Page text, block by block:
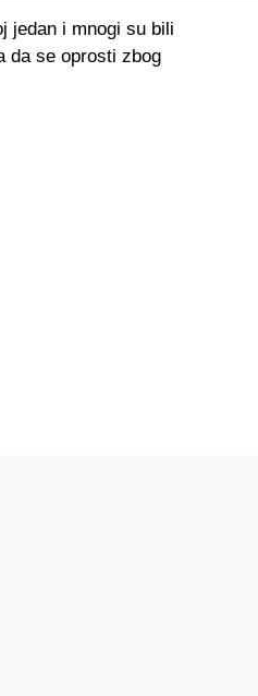
jedan i mnogi su bili
da se oprosti zbog